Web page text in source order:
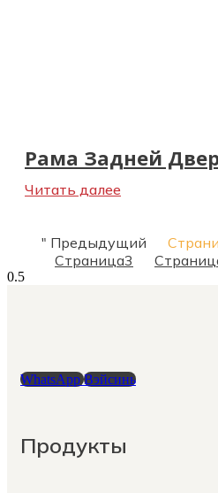
Рама Задней
Читать далее
" Предыдущий
Страница3
WhatsApp Вэйсинь
Продукты